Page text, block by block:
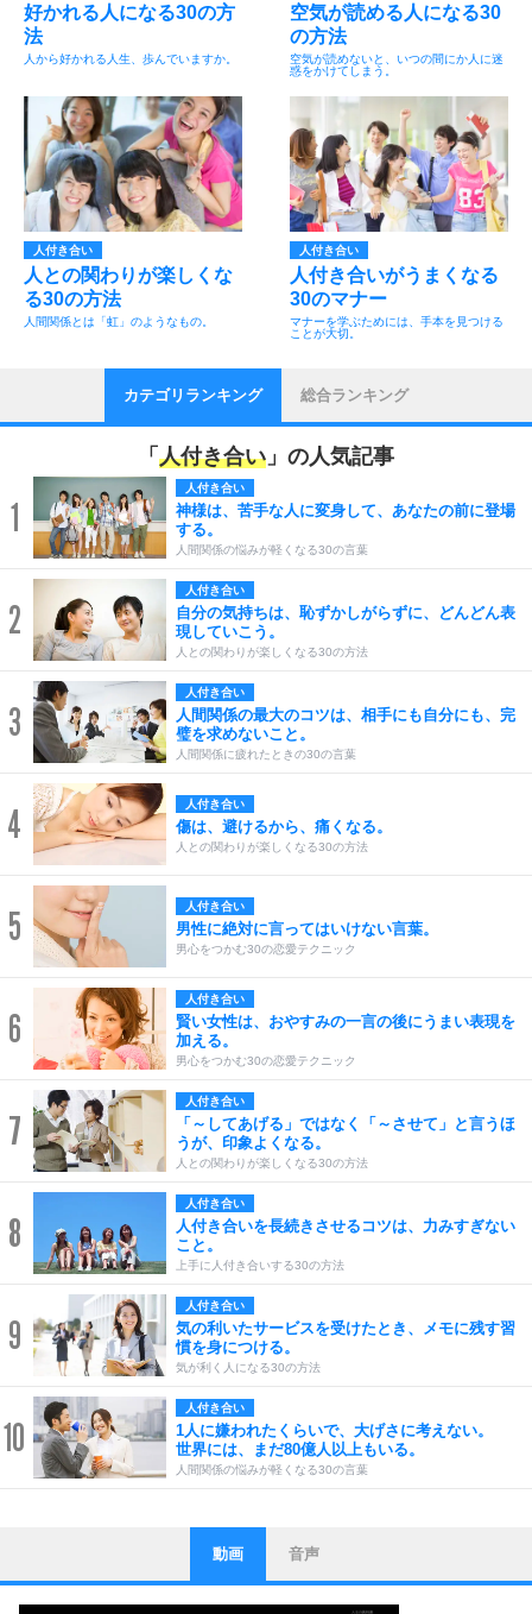
好かれる人になる30の方
法
人から好かれる人生、歩んでいますか。
空気が読める人になる30
の方法
空気が読めないと、いつの間にか人に迷
惑をかけてしまう。
人付き合い
人との関わりが楽しくな
る30の方法
人間関係とは「虹」のようなもの。
人付き合い
人付き合いがうまくなる
30のマナー
マナーを学ぶためには、手本を見つける
ことが大切。
カテゴリランキング 総合ランキング
「 人付き合い 」の人気記事
1
人付き合い
神様は、苦手な人に変身して、あなたの前に登場
する。
人間関係の悩みが軽くなる30の言葉
2
人付き合い
自分の気持ちは、恥ずかしがらずに、どんどん表
現していこう。
人との関わりが楽しくなる30の方法
3
人付き合い
人間関係の最大のコツは、相手にも自分にも、完
璧を求めないこと。
人間関係に疲れたときの30の言葉
4 人付き合い
傷は、避けるから、痛くなる。
人との関わりが楽しくなる30の方法
5 人付き合い
男性に絶対に言ってはいけない言葉。
男心をつかむ30の恋愛テクニック
6
人付き合い
賢い女性は、おやすみの一言の後にうまい表現を
加える。
男心をつかむ30の恋愛テクニック
7
人付き合い
「～してあげる」ではなく「～させて」と言うほ
うが、印象よくなる。
人との関わりが楽しくなる30の方法
8
人付き合い
人付き合いを長続きさせるコツは、力みすぎない
こと。
上手に人付き合いする30の方法
9
人付き合い
気の利いたサービスを受けたとき、メモに残す習
慣を身につける。
気が利く人になる30の方法
10
人付き合い
1人に嫌われたくらいで、大げさに考えない。
世界には、まだ80億人以上もいる。
人間関係の悩みが軽くなる30の言葉
1
ストレス対策
他人と比べない。
いっそのこと、他人を見ない。
動画 音声